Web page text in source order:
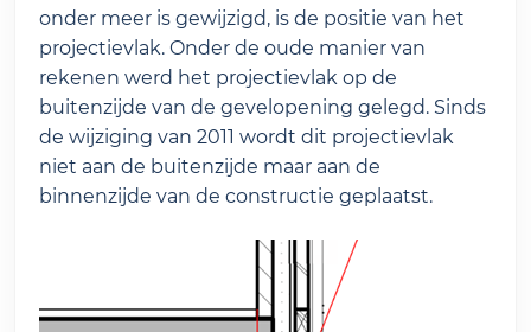
onder meer is gewijzigd, is de positie van het
projectievlak. Onder de oude manier van
rekenen werd het projectievlak op de
buitenzijde van de gevelopening gelegd. Sinds
de wijziging van 2011 wordt dit projectievlak
niet aan de buitenzijde maar aan de
binnenzijde van de constructie geplaatst.